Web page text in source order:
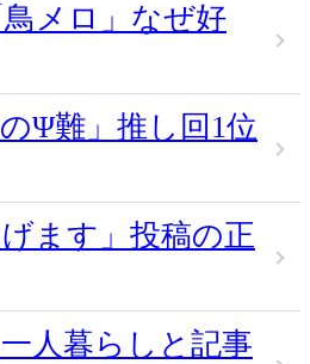
メロ」なぜ好
のΨ難」推し回1位
げます」投稿の正
人暮らしと記事